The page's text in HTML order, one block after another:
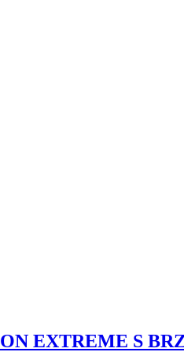
EXTREME S